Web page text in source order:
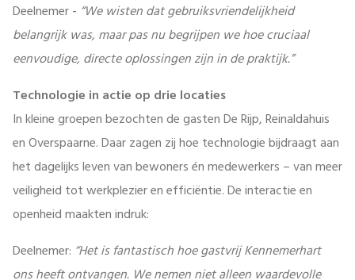
Deelnemer - “We wisten dat gebruiksvriendelijkheid
belangrijk was, maar pas nu begrijpen we hoe cruciaal
eenvoudige, directe oplossingen zijn in de praktijk.”
Technologie in actie op drie locaties
In kleine groepen bezochten de gasten De Rijp, Reinaldahuis
en Overspaarne. Daar zagen zij hoe technologie bijdraagt aan
het dagelijks leven van bewoners én medewerkers – van meer
veiligheid tot werkplezier en efficiëntie. De interactie en
openheid maakten indruk:
Deelnemer: “Het is fantastisch hoe gastvrij Kennemerhart